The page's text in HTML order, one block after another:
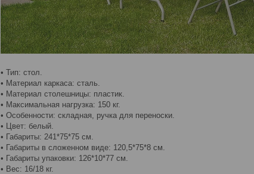
• Тип: стол.
• Материал каркаса: сталь.
• Материал столешницы: пластик.
• Максимальная нагрузка: 150 кг.
• Особенности: складная, ручка для переноски.
• Цвет: белый.
• Габариты: 241*75*75 см.
• Габариты в сложенном виде: 120,5*75*8 см.
• Габариты упаковки: 126*10*77 см.
• Вес: 16/18 кг.